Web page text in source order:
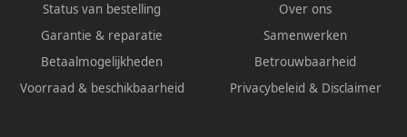
Status van bestelling
Garantie & reparatie
Betaalmogelijkheden
Voorraad & beschikbaarheid
Over ons
Samenwerken
Betrouwbaarheid
Privacybeleid & Disclaimer